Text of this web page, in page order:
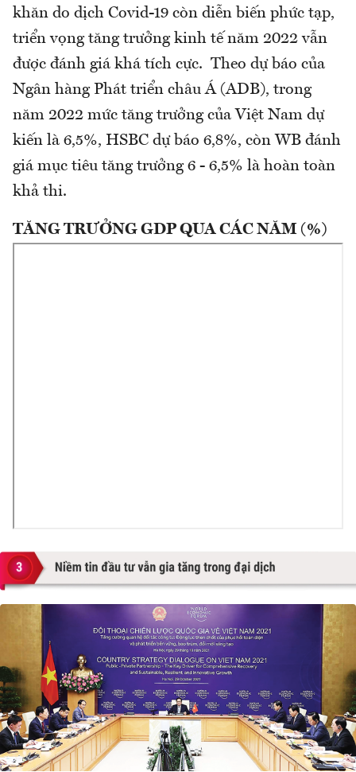
khăn do dịch Covid-19 còn diễn biến phức tạp,
triển vọng tăng trưởng kinh tế năm 2022 vẫn
được đánh giá khá tích cực. Theo dự báo của
Ngân hàng Phát triển châu Á (ADB), trong
năm 2022 mức tăng trưởng của Việt Nam dự
kiến là 6,5%, HSBC dự báo 6,8%, còn WB đánh
giá mục tiêu tăng trưởng 6 - 6,5% là hoàn toàn
khả thi.
TĂNG TRƯỞNG GDP QUA CÁC NĂM (%)